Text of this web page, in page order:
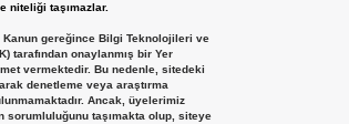
niteliği taşımazlar.
Kanun gereğince Bilgi Teknolojileri ve
tarafından onaylanmış bir Yer
vermektedir. Bu nedenle, sitedeki
denetleme veya araştırma
Ancak, üyelerimiz
sorumluluğunu taşımakta olup, siteye